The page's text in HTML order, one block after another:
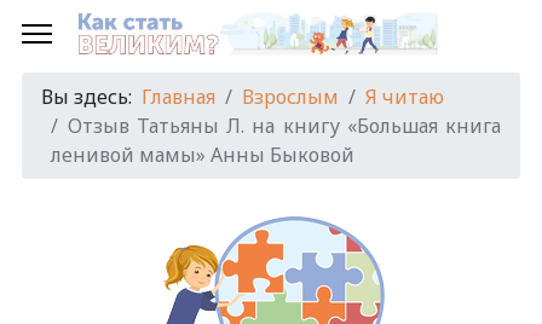
Вы здесь: Главная Взрослым
Я читаю
Отзыв Татьяны Л. на книгу «Большая книга
ленивой мамы» Анны Быковой